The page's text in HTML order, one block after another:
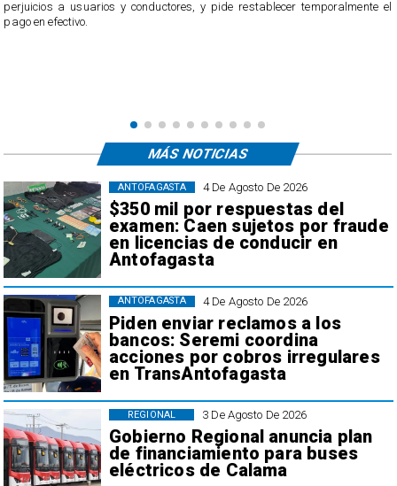
perjuicios a usuarios y conductores, y pide restablecer temporalmente el
pago en efectivo.
4 De Agosto De 2026
$350 mil por respuestas del
examen: Caen sujetos por fraude
en licencias de conducir en
Antofagasta
ANTOFAGASTA
4 De Agosto De 2026
Piden enviar reclamos a los
bancos: Seremi coordina
acciones por cobros irregulares
en TransAntofagasta
ANTOFAGASTA
3 De Agosto De 2026
Gobierno Regional anuncia plan
de financiamiento para buses
eléctricos de Calama
REGIONAL
MÁS NOTICIAS